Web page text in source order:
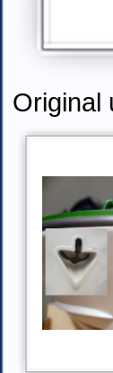
Original